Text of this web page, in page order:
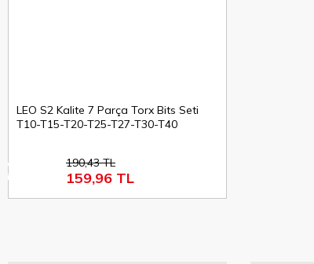
LEO S2 Kalite 7 Parça Torx Bits Seti
T10-T15-T20-T25-T27-T30-T40
%16
indirim
190,43 TL
159,96 TL